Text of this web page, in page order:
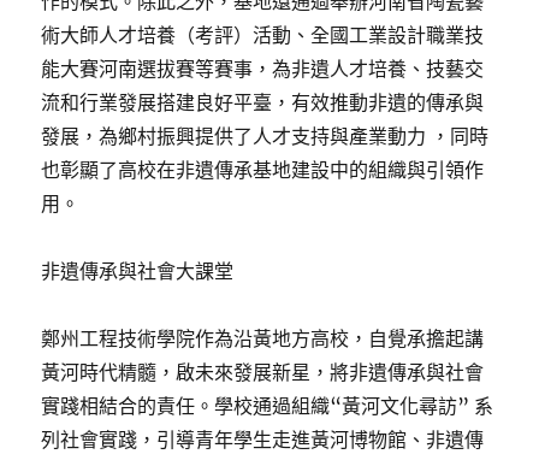
術大師人才培養（考評）活動、全國工業設計職業技
能大賽河南選拔賽等賽事，為非遺人才培養、技藝交
流和行業發展搭建良好平臺，有效推動非遺的傳承與
發展，為鄉村振興提供了人才支持與產業動力 ，同時
也彰顯了高校在非遺傳承基地建設中的組織與引領作
用。
非遺傳承與社會大課堂
鄭州工程技術學院作為沿黃地方高校，自覺承擔起講
黃河時代精髓，啟未來發展新星，將非遺傳承與社會
實踐相結合的責任。學校通過組織“黃河文化尋訪” 系
列社會實踐，引導青年學生走進黃河博物館、非遺傳